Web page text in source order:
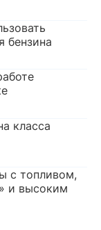
бензина
класса
с топливом,
и высоким